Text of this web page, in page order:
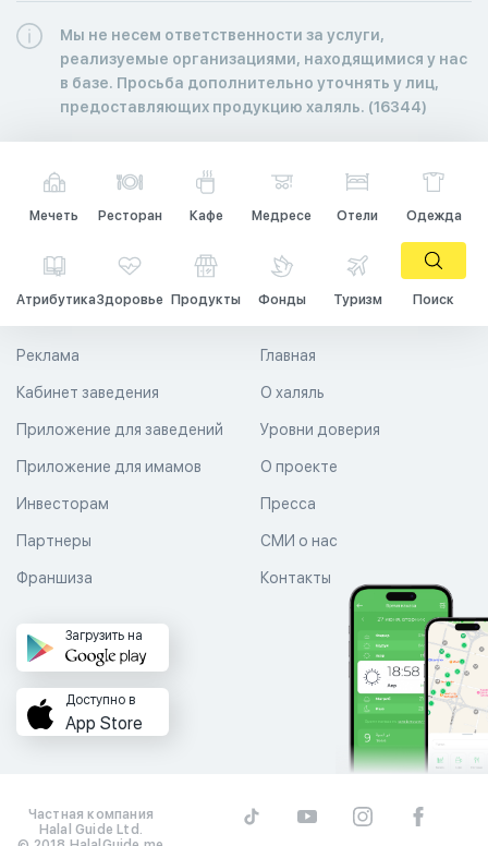
Мы не несем ответственности за услуги,
реализуемые организациями, находящимися у нас
в базе. Просьба дополнительно уточнять у лиц,
предоставляющих продукцию халяль. (16344)
Мечеть Ресторан Кафе Медресе Отели Одежда
АтрибутикаЗдоровье Продукты Фонды Туризм Поиск
Главная
О халяль
Уровни доверия
Реклама
Кабинет заведения
Приложение для заведений
Приложение для имамов О проекте
Пресса
СМИ о нас
Контакты
Инвесторам
Партнеры
Франшиза
Загрузить на
Доступно в
App Store
Частная компания
Halal Guide Ltd.